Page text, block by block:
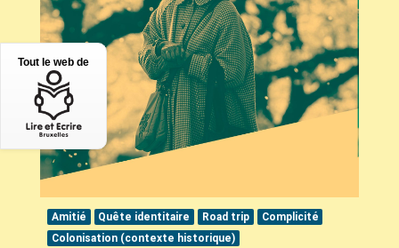
Amitié Quête identitaire Road trip
Complicité
Colonisation (contexte historique)
Tout le web de